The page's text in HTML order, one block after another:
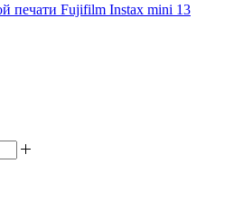
печати Fujifilm Instax mini 13